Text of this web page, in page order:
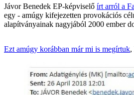
Jávor Benedek EP-képviselő írt arról a
egy - amúgy kifejezetten provokációs
alapítványainak nagyjából 2000 ember
Ezt amúgy korábban már mi is megírtuk,